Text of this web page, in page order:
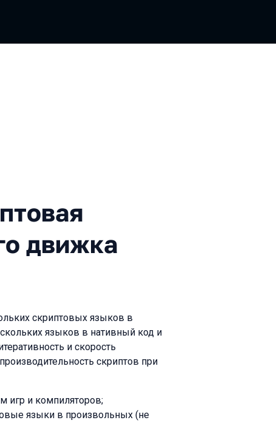
система для игрового
движка
скриптовых языков в
языков в нативный код и
и скорость
скриптов при
игр и компиляторов;
языки в произвольных (не